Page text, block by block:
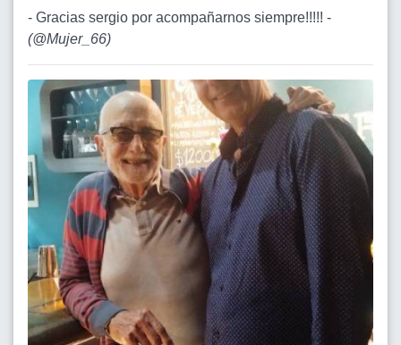
- Gracias sergio por acompañarnos siempre!!!!! -
(@Mujer_66)